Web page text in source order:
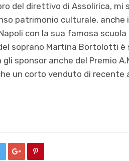
del direttivo di Assolirica,
patrimonio culturale, anche
con la sua famosa scuola
soprano Martina Bortolotti è
sponsor anche del Premio
un corto venduto di recente